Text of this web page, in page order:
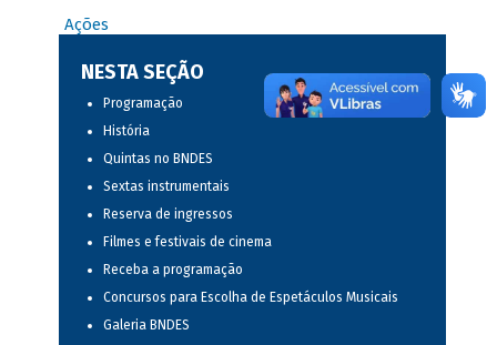
Ações
NESTA SEÇÃO
Programação
História
Quintas no BNDES
Sextas instrumentais
Reserva de ingressos
Filmes e festivais de cinema
Receba a programação
Concursos para Escolha de Espetáculos Musicais
Galeria BNDES